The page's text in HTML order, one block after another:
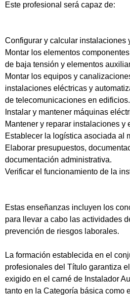
Este profesional será capaz de:
Configurar y calcular instalaciones
Montar los elementos
de baja tensión y elementos
Montar los equipos y
instalaciones eléctricas y
de telecomunicaciones en edificios.
Instalar y mantener máquinas
Mantener y reparar instalaciones y
Establecer la logística asociada al
Elaborar presupuestos,
documentación administrativa.
Verificar el funcionamiento de la
Estas enseñanzas incluyen los
para llevar a cabo las actividades
prevención de riesgos laborales.
La formación establecida en el
profesionales del Título garantiza
exigido en el carné de Instalador
tanto en la Categoría básica como